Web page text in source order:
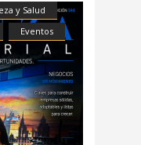
y Salud
Eventos